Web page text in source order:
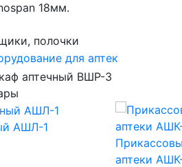
18мм.
полочки
для аптек
АШЛ-1
аптеки